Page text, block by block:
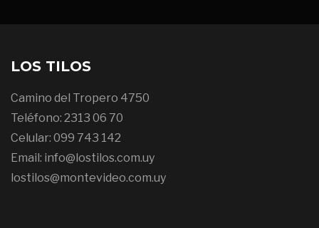
LOS TILOS
Camino del Tropero 4750
Teléfono: 2313 06 70
Celular: 099 743 142
Email: info@lostilos.com.uy
lostilos@montevideo.com.uy